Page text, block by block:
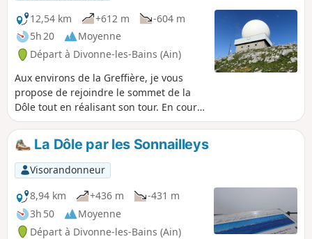
12,54 km
+612 m
-604 m
5h 20
Moyenne
Départ à Divonne-les-Bains (Ain)
Aux environs de la Greffière, je vous
propose de rejoindre le sommet de la
Dôle tout en réalisant son tour. En cours,
de magnifiques paysages sont à
découvrir, et avec un peu de chance il
est possible de croiser quelques
chamois.
La Dôle par les Sonnailleys
Visorandonneur
8,94 km
+436 m
-431 m
3h 50
Moyenne
Départ à Divonne-les-Bains (Ain)